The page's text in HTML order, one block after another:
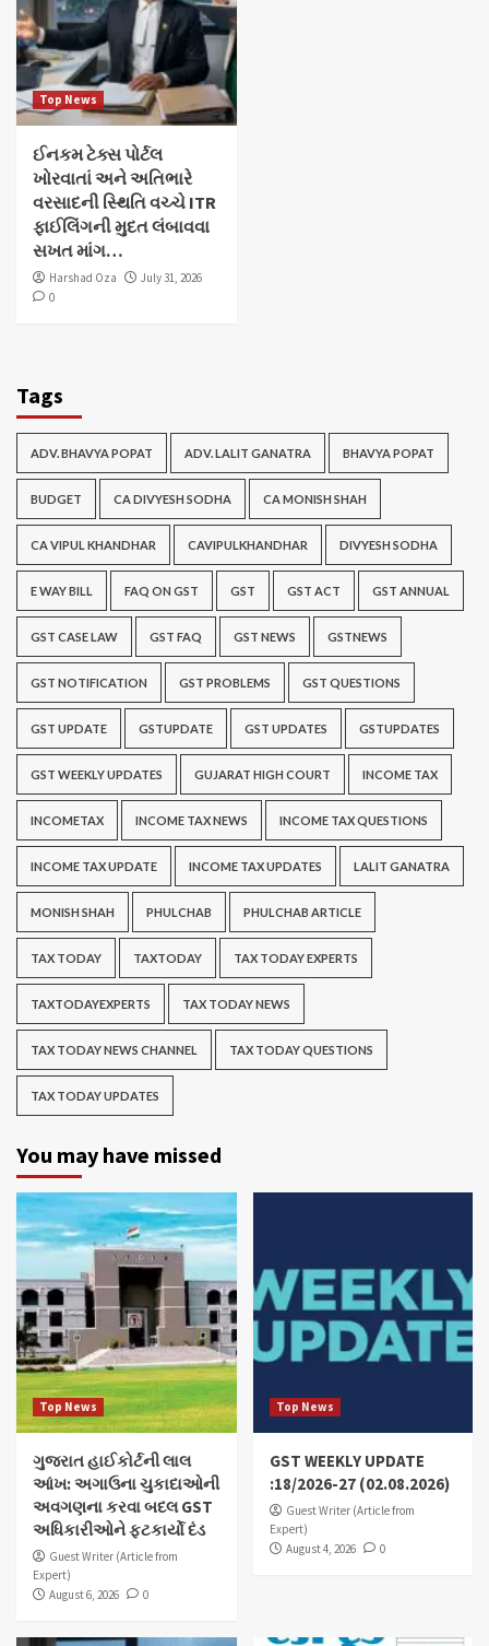
Top News
ઈનકમ ટેક્સ પોર્ટલ
ખોરવાતાં અને અતિભારે
વરસાદની સ્થિતિ વચ્ચે ITR
ફાઈલિંગની મુદત લંબાવવા
સખત માંગ…
Harshad Oza
July 31, 2026
0
Tags
ADV. BHAVYA POPAT ADV. LALIT GANATRA BHAVYA POPAT
BUDGET CA DIVYESH SODHA CA MONISH SHAH
CA VIPUL KHANDHAR CAVIPULKHANDHAR DIVYESH SODHA
E WAY BILL FAQ ON GST GST GST ACT GST ANNUAL
GST CASE LAW GST FAQ GST NEWS GSTNEWS
GST NOTIFICATION GST PROBLEMS GST QUESTIONS
GST UPDATE GSTUPDATE GST UPDATES GSTUPDATES
GST WEEKLY UPDATES GUJARAT HIGH COURT INCOME TAX
INCOMETAX INCOME TAX NEWS INCOME TAX QUESTIONS
INCOME TAX UPDATE INCOME TAX UPDATES LALIT GANATRA
MONISH SHAH PHULCHAB PHULCHAB ARTICLE
TAX TODAY TAXTODAY TAX TODAY EXPERTS
TAXTODAYEXPERTS TAX TODAY NEWS
TAX TODAY NEWS CHANNEL TAX TODAY QUESTIONS
TAX TODAY UPDATES
You may have missed
Top News
ગુજરાત હાઈકોર્ટની લાલ
આંખ: અગાઉના ચુકાદાઓની
અવગણના કરવા બદલ GST
અધિકારીઓને ફટકાર્યો દંડ
Guest Writer (Article from
Expert)
August 6, 2026
0
Top News
GST WEEKLY UPDATE
:18/2026-27 (02.08.2026)
Guest Writer (Article from
Expert)
August 4, 2026
0